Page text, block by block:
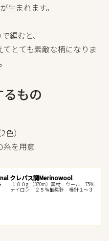
生まれます。
編むと、
とても素敵な柄になりま
もの
色）
糸を用意
クレパス調Merinowool
糸 １００g （370m）素材 ウール 75%
ナイロン ２５％推奨針 棒針１～３